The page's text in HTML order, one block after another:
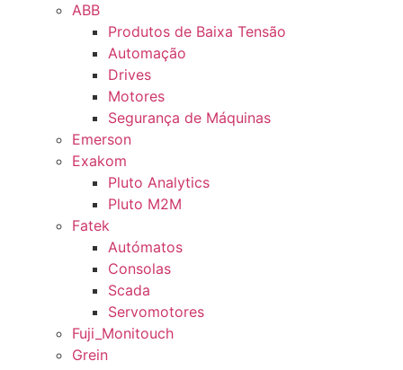
ABB
Produtos de Baixa Tensão
Automação
Drives
Motores
Segurança de Máquinas
Emerson
Exakom
Pluto Analytics
Pluto M2M
Fatek
Autómatos
Consolas
Scada
Servomotores
Fuji_Monitouch
Grein